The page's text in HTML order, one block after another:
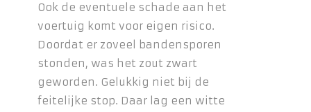
Ook de eventuele schade aan het
voertuig komt voor eigen risico.
Doordat er zoveel bandensporen
stonden, was het zout zwart
geworden. Gelukkig niet bij de
feitelijke stop. Daar lag een witte